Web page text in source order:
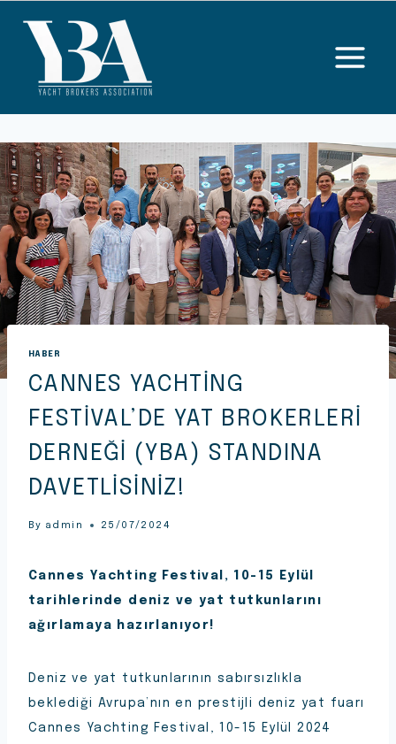
HABER
CANNES YACHTING
FESTIVAL’DE YAT BROKERLERI
DERNEĞI (YBA) STANDINA
DAVETLISINIZ!
By admin 25/07/2024
Cannes Yachting Festival, 10-15 Eylül
tarihlerinde deniz ve yat tutkunlarını
ağırlamaya hazırlanıyor!
Deniz ve yat tutkunlarının sabırsızlıkla
beklediği Avrupa’nın en prestijli deniz yat fuarı
Cannes Yachting Festival, 10-15 Eylül 2024